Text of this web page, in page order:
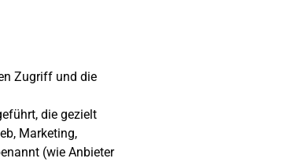
Zugriff und die
die gezielt
Marketing,
(wie Anbieter